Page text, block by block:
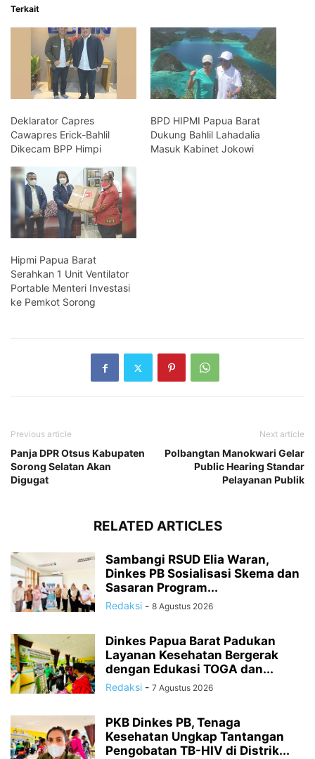
Terkait
Deklarator Capres
Cawapres Erick-Bahlil
Dikecam BPP Himpi
BPD HIPMI Papua Barat
Dukung Bahlil Lahadalia
Masuk Kabinet Jokowi
Hipmi Papua Barat
Serahkan 1 Unit Ventilator
Portable Menteri Investasi
ke Pemkot Sorong
Previous article
Panja DPR Otsus Kabupaten
Sorong Selatan Akan
Digugat
Next article
Polbangtan Manokwari Gelar
Public Hearing Standar
Pelayanan Publik
RELATED ARTICLES
Sambangi RSUD Elia Waran,
Dinkes PB Sosialisasi Skema dan
Sasaran Program...
Redaksi - 8 Agustus 2026
Dinkes Papua Barat Padukan
Layanan Kesehatan Bergerak
dengan Edukasi TOGA dan...
Redaksi - 7 Agustus 2026
PKB Dinkes PB, Tenaga
Kesehatan Ungkap Tantangan
Pengobatan TB-HIV di Distrik...